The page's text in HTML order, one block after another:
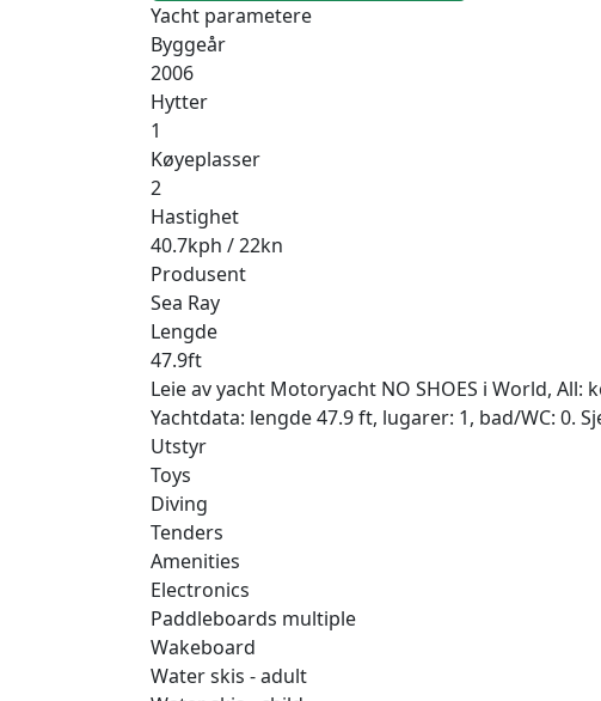
Yacht parametere
Byggeår
2006
Hytter
1
Køyeplasser
2
Hastighet
40.7kph / 22kn
Produsent
Sea Ray
Lengde
47.9ft
Leie av yacht Motoryacht NO SHOES i World,
Yachtdata: lengde 47.9 ft, lugarer: 1, bad/WC:
Utstyr
Toys
Diving
Tenders
Amenities
Electronics
Paddleboards multiple
Wakeboard
Water skis - adult